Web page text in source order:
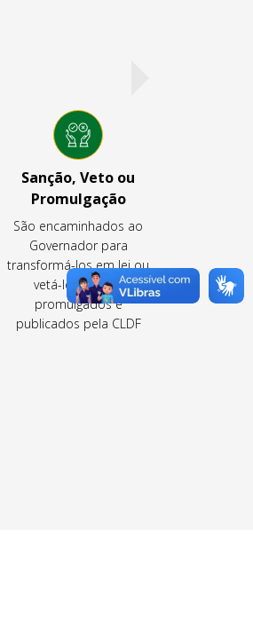
Sanção, Veto ou
Promulgação
São encaminhados ao
Governador para
transformá-los em lei ou
vetá-los ou são
promulgados e
publicados pela CLDF